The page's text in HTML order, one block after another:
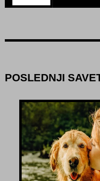
POSLEDNJI